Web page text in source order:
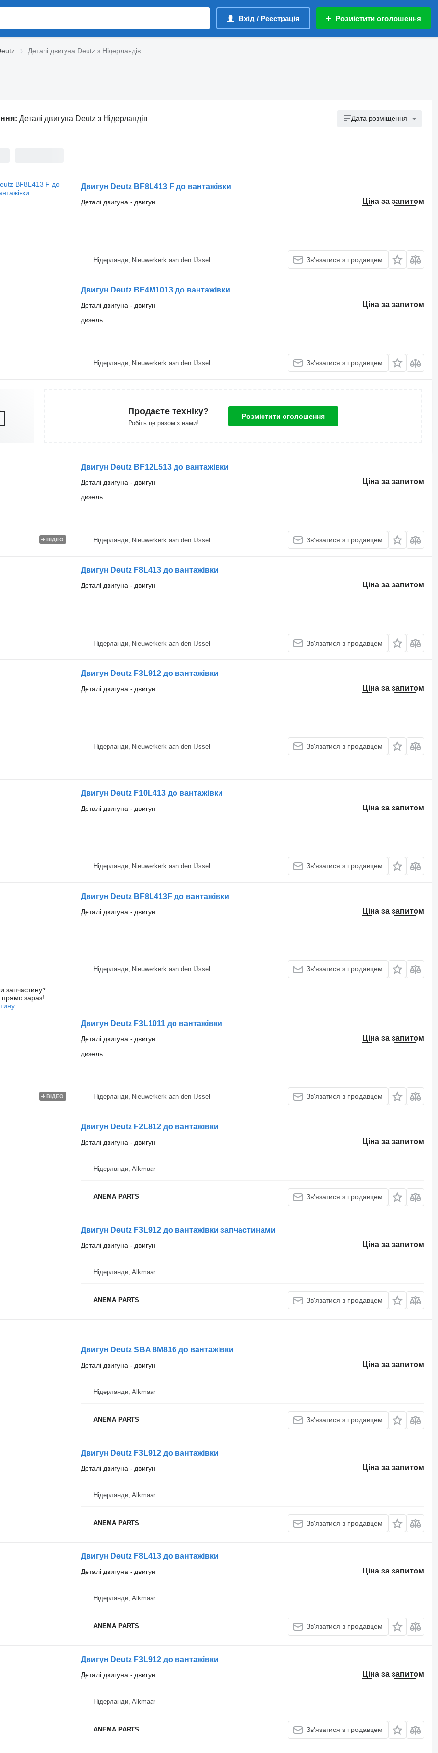
Вхід / Реєстрація Розмістити оголошення
Деталі двигуна Deutz з Нідерландів
Деталі двигуна Deutz з Нідерландів Дата розміщення
Двигун Deutz BF8L413 F до вантажівки
Ціна за запитом
Деталі двигуна - двигун
Нідерланди, Nieuwerkerk aan den IJssel Зв'язатися з продавцем
Двигун Deutz BF4M1013 до вантажівки
Ціна за запитом
Деталі двигуна - двигун
дизель
Нідерланди, Nieuwerkerk aan den IJssel Зв'язатися з продавцем
Продаєте техніку?
Робіть це разом з нами!
Розмістити оголошення
ВІДЕО
Двигун Deutz BF12L513 до вантажівки
Ціна за запитом
Деталі двигуна - двигун
дизель
Нідерланди, Nieuwerkerk aan den IJssel Зв'язатися з продавцем
Двигун Deutz F8L413 до вантажівки
Ціна за запитом
Деталі двигуна - двигун
Нідерланди, Nieuwerkerk aan den IJssel Зв'язатися з продавцем
Двигун Deutz F3L912 до вантажівки
Ціна за запитом
Деталі двигуна - двигун
Нідерланди, Nieuwerkerk aan den IJssel Зв'язатися з продавцем
Двигун Deutz F10L413 до вантажівки
Ціна за запитом
Деталі двигуна - двигун
Нідерланди, Nieuwerkerk aan den IJssel Зв'язатися з продавцем
Двигун Deutz BF8L413F до вантажівки
Ціна за запитом
Деталі двигуна - двигун
Нідерланди, Nieuwerkerk aan den IJssel Зв'язатися з продавцем
запчастину?
прямо зараз!
ВІДЕО
Двигун Deutz F3L1011 до вантажівки
Ціна за запитом
Деталі двигуна - двигун
дизель
Нідерланди, Nieuwerkerk aan den IJssel Зв'язатися з продавцем
Двигун Deutz F2L812 до вантажівки
Ціна за запитом
Деталі двигуна - двигун
Нідерланди, Alkmaar
ANEMA PARTS Зв'язатися з продавцем
Двигун Deutz F3L912 до вантажівки запчастинами
Ціна за запитом
Деталі двигуна - двигун
Нідерланди, Alkmaar
ANEMA PARTS Зв'язатися з продавцем
Двигун Deutz SBA 8M816 до вантажівки
Ціна за запитом
Деталі двигуна - двигун
Нідерланди, Alkmaar
ANEMA PARTS Зв'язатися з продавцем
Двигун Deutz F3L912 до вантажівки
Ціна за запитом
Деталі двигуна - двигун
Нідерланди, Alkmaar
ANEMA PARTS Зв'язатися з продавцем
Двигун Deutz F8L413 до вантажівки
Ціна за запитом
Деталі двигуна - двигун
Нідерланди, Alkmaar
ANEMA PARTS Зв'язатися з продавцем
Двигун Deutz F3L912 до вантажівки
Ціна за запитом
Деталі двигуна - двигун
Нідерланди, Alkmaar
ANEMA PARTS Зв'язатися з продавцем